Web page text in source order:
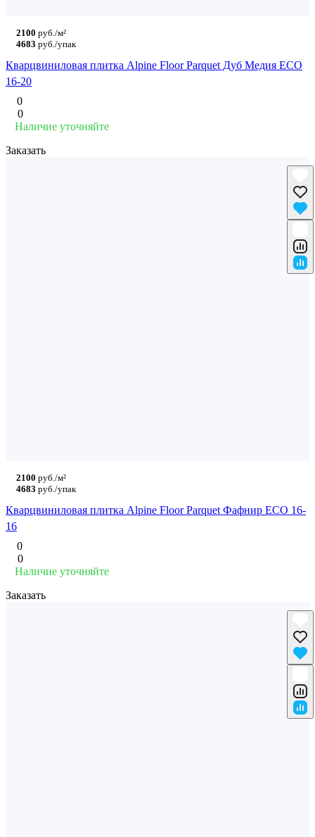
2100 руб./м²
4683 руб./упак
Кварцвиниловая плитка Alpine Floor Parquet Дуб Медия ECO
16-20
0
0
Наличие уточняйте
Заказать
2100 руб./м²
4683 руб./упак
Кварцвиниловая плитка Alpine Floor Parquet Фафнир ECO 16-
16
0
0
Наличие уточняйте
Заказать